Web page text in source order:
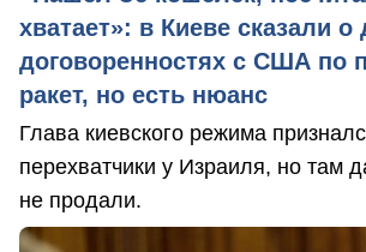
хватает»: в Киеве сказали о
договоренностях с США по
ракет, но есть нюанс
Глава киевского режима
перехватчики у Израиля, но там
не продали.